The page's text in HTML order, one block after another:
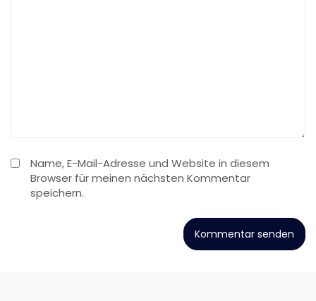
Name, E-Mail-Adresse und Website in diesem
Browser für meinen nächsten Kommentar
speichern.